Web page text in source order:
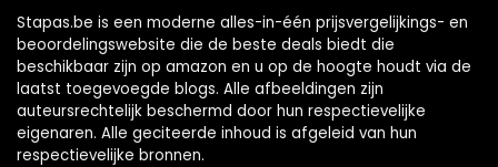
Stapas.be is een moderne alles-in-één prijsvergelijkings- en
beoordelingswebsite die de beste deals biedt die
beschikbaar zijn op amazon en u op de hoogte houdt via de
laatst toegevoegde blogs. Alle afbeeldingen zijn
auteursrechtelijk beschermd door hun respectievelijke
eigenaren. Alle geciteerde inhoud is afgeleid van hun
respectievelijke bronnen.